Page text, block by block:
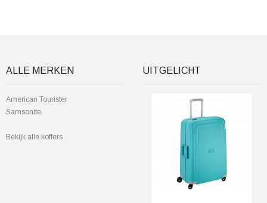
ALLE MERKEN
American Tourister
Samsonite
Bekijk alle koffers
UITGELICHT